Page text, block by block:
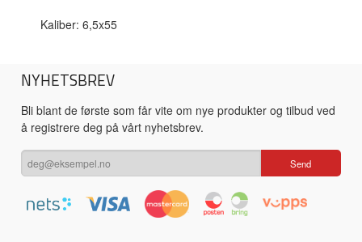
Kaliber: 6,5x55
NYHETSBREV
Bli blant de første som får vite om nye produkter og tilbud ved
å registrere deg på vårt nyhetsbrev.